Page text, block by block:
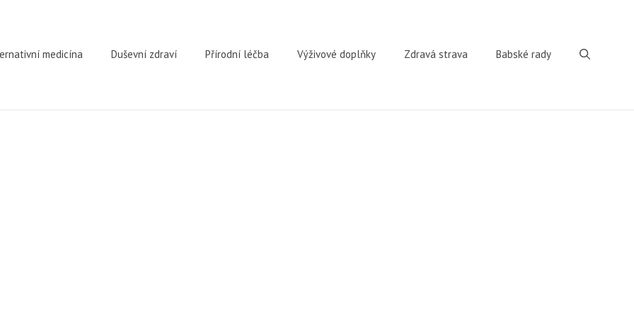
medicína Duševní zdraví Přírodní léčba Výživové doplňky Zdravá strava Babské rady